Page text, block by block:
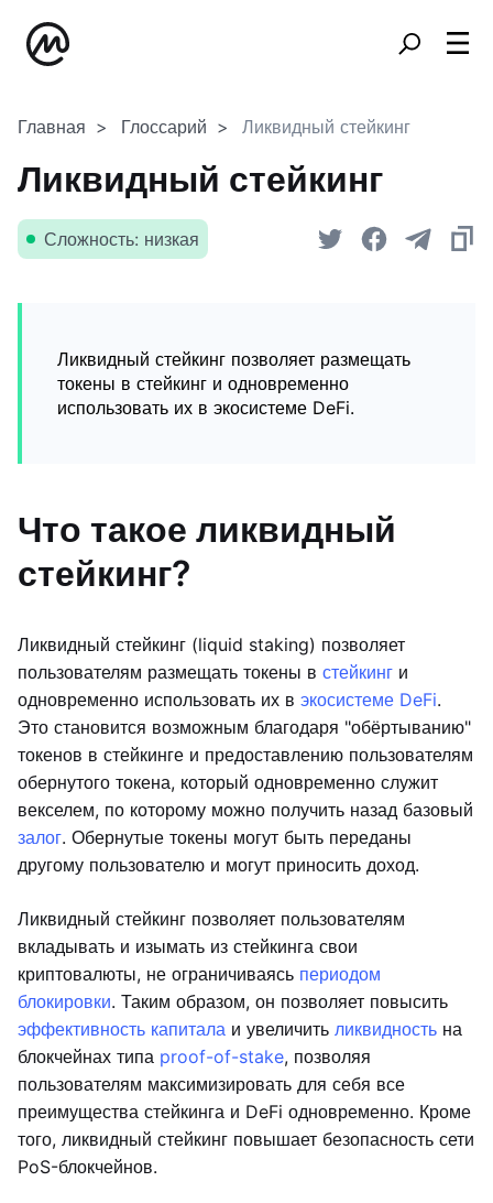
Главная Глоссарий Ликвидный стейкинг
Ликвидный стейкинг
Сложность: низкая
Ликвидный стейкинг позволяет размещать
токены в стейкинг и одновременно
использовать их в экосистеме DeFi.
Что такое ликвидный
стейкинг?
Ликвидный стейкинг (liquid staking) позволяет
пользователям размещать токены в стейкинг и
одновременно использовать их в экосистеме DeFi.
Это становится возможным благодаря "обёртыванию"
токенов в стейкинге и предоставлению пользователям
обернутого токена, который одновременно служит
векселем, по которому можно получить назад базовый
залог. Обернутые токены могут быть переданы
другому пользователю и могут приносить доход.
Ликвидный стейкинг позволяет пользователям
вкладывать и изымать из стейкинга свои
криптовалюты, не ограничиваясь периодом
блокировки. Таким образом, он позволяет повысить
эффективность капитала и увеличить ликвидность на
блокчейнах типа proof-of-stake, позволяя
пользователям максимизировать для себя все
преимущества стейкинга и DeFi одновременно. Кроме
того, ликвидный стейкинг повышает безопасность сети
PoS-блокчейнов.